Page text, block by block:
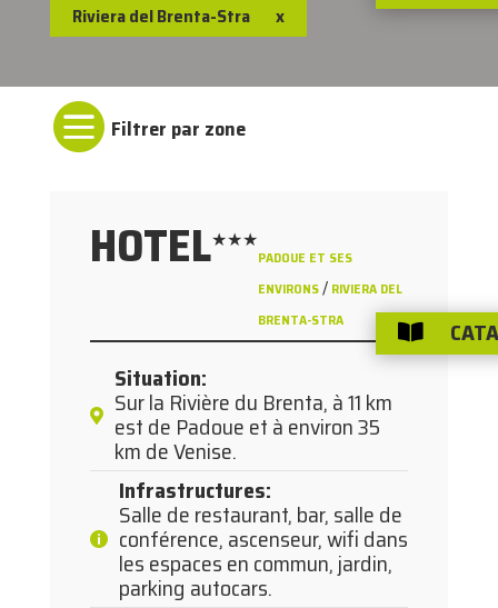
Riviera del Brenta-Stra x

HOTEL★★★
PADOUE ET SES
ENVIRONS/ RIVIERA DEL
BRENTA-STRA
Situation:
Sur la Rivière du Brenta, à 11 km
est de Padoue et à environ 35
km de Venise.
Infrastructures:
Salle de restaurant, bar, salle de
conférence, ascenseur, wifi dans
les espaces en commun, jardin,
parking autocars.
